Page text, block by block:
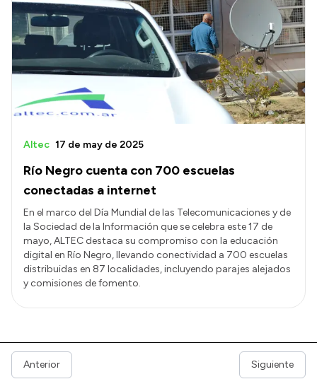
Río Negro cuenta con 700 escuelas
conectadas a internet
Altec 17 de may de 2025
En el marco del Día Mundial de las Telecomunicaciones y de
la Sociedad de la Información que se celebra este 17 de
mayo, ALTEC destaca su compromiso con la educación
digital en Río Negro, llevando conectividad a 700 escuelas
distribuidas en 87 localidades, incluyendo parajes alejados
y comisiones de fomento.
Anterior Siguiente